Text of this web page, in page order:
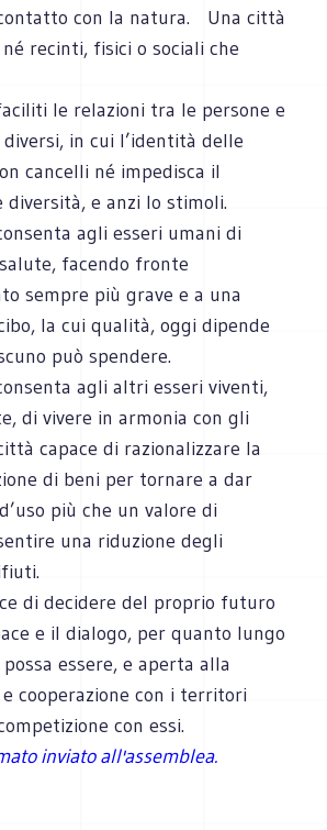
con la natura. Una città
recinti, fisici o sociali che
le relazioni tra le persone e
in cui l’identità delle
cancelli né impedisca il
diversità, e anzi lo stimoli.
agli esseri umani di
facendo fronte
sempre più grave e a una
la cui qualità, oggi dipende
può spendere.
agli altri esseri viventi,
di vivere in armonia con gli
capace di razionalizzare la
di beni per tornare a dar
più che un valore di
una riduzione degli
di decidere del proprio futuro
e il dialogo, per quanto lungo
essere, e aperta alla
cooperazione con i territori
con essi.
inviato all'assemblea.